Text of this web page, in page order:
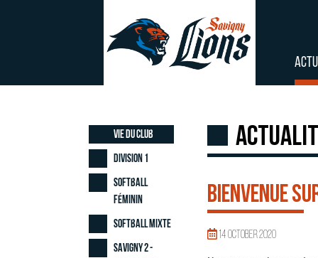
Bienvenue
14 October 2020
Vie du club
Division 1
Softball
Féminin
Softball Mixte
Savigny 2 -